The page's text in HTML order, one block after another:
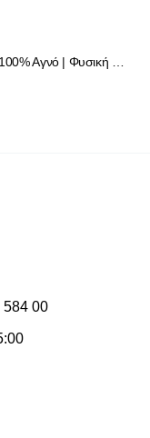
584 00